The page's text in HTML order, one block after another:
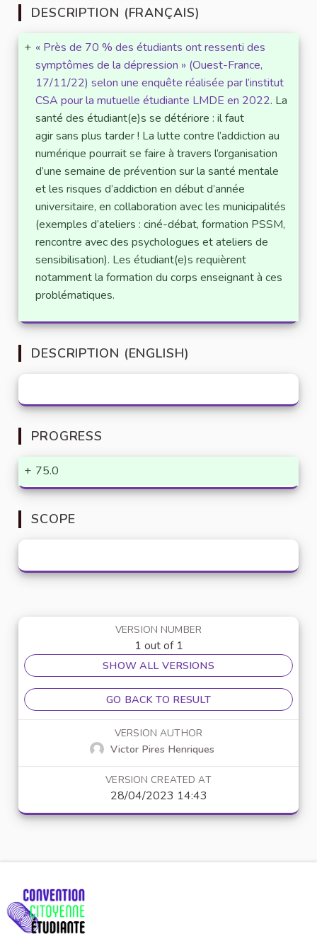
DESCRIPTION (FRANÇAIS)
+ « Près de 70 % des étudiants ont ressenti des
symptômes de la dépression » (Ouest-France,
17/11/22) selon une enquête réalisée par l’institut
CSA pour la mutuelle étudiante LMDE en 2022. La
santé des étudiant(e)s se détériore : il faut
agir sans plus tarder ! La lutte contre l’addiction au
numérique pourrait se faire à travers l’organisation
d’une semaine de prévention sur la santé mentale
et les risques d’addiction en début d’année
universitaire, en collaboration avec les municipalités
(exemples d’ateliers : ciné-débat, formation PSSM,
rencontre avec des psychologues et ateliers de
sensibilisation). Les étudiant(e)s requièrent
notamment la formation du corps enseignant à ces
problématiques.
DESCRIPTION (ENGLISH)
PROGRESS
+ 75.0
SCOPE
VERSION NUMBER
1 out of 1
SHOW ALL VERSIONS
GO BACK TO RESULT
VERSION AUTHOR
Victor Pires Henriques
VERSION CREATED AT
28/04/2023 14:43